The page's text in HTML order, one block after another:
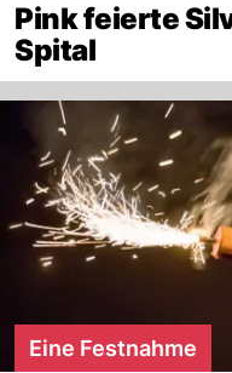
Pink feierte
Spital
Eine Festnahme